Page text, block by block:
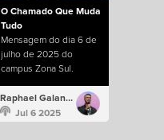
O Chamado Que Muda
Tudo
Mensagem do dia 6 de
julho de 2025 do
campus Zona Sul.
Raphael Galante
Jul 6 2025